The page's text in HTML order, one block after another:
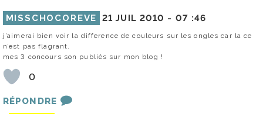
MISSCHOCOREVE 21 JUIL 2010 - 07 :46
j’aimerai bien voir la difference de couleurs sur les ongles car la ce
n’est pas flagrant.
mes 3 concours son publiés sur mon blog !
0
RÉPONDRE